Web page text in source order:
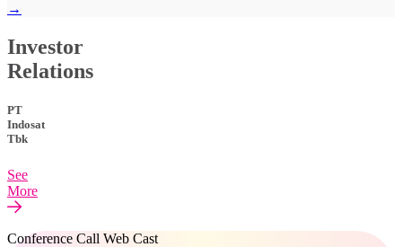
→
Investor
Relations
PT
Indosat
Tbk
See
More
Conference Call Web Cast